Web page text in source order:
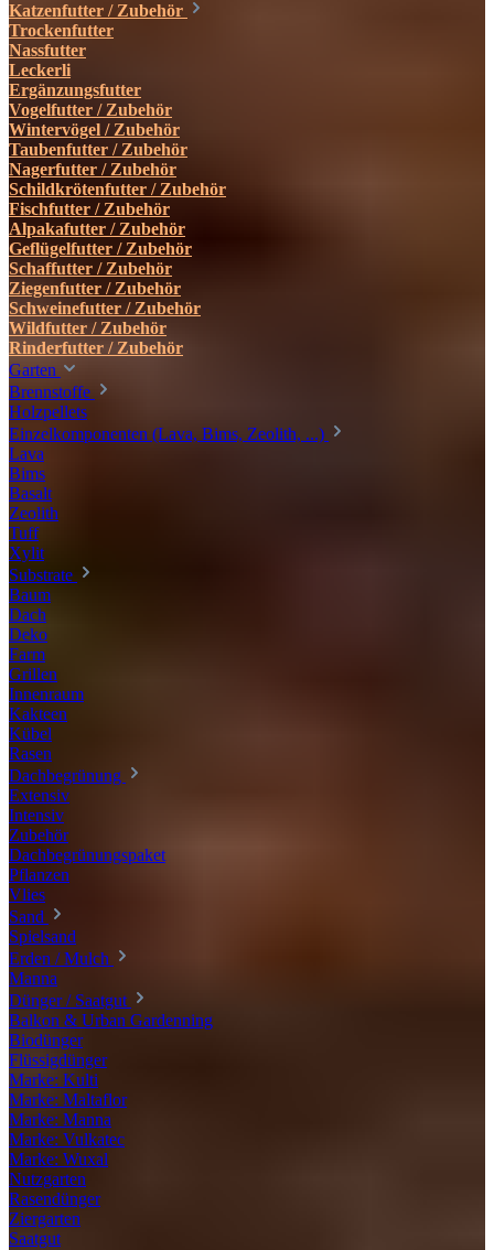
Katzenfutter / Zubehör
Trockenfutter
Nassfutter
Leckerli
Ergänzungsfutter
Vogelfutter / Zubehör
Wintervögel / Zubehör
Taubenfutter / Zubehör
Nagerfutter / Zubehör
Schildkrötenfutter / Zubehör
Fischfutter / Zubehör
Alpakafutter / Zubehör
Geflügelfutter / Zubehör
Schaffutter / Zubehör
Ziegenfutter / Zubehör
Schweinefutter / Zubehör
Wildfutter / Zubehör
Rinderfutter / Zubehör
Garten
Brennstoffe
Holzpellets
Einzelkomponenten (Lava, Bims, Zeolith, ...)
Lava
Bims
Basalt
Zeolith
Tuff
Xylit
Substrate
Baum
Dach
Deko
Farm
Grillen
Innenraum
Kakteen
Kübel
Rasen
Dachbegrünung
Extensiv
Intensiv
Zubehör
Dachbegrünungspaket
Pflanzen
Vlies
Sand
Spielsand
Erden / Mulch
Manna
Dünger / Saatgut
Balkon & Urban Gardenning
Biodünger
Flüssigdünger
Marke: Kulti
Marke: Maltaflor
Marke: Manna
Marke: Vulkatec
Marke: Wuxal
Nutzgarten
Rasendünger
Ziergarten
Saatgut